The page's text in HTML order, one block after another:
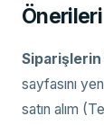
Önerileri
Siparişlerin
sayfasını
satın alım